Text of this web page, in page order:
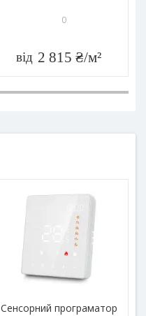
0
від 2 815 ₴/м²
Сенсорний програматор